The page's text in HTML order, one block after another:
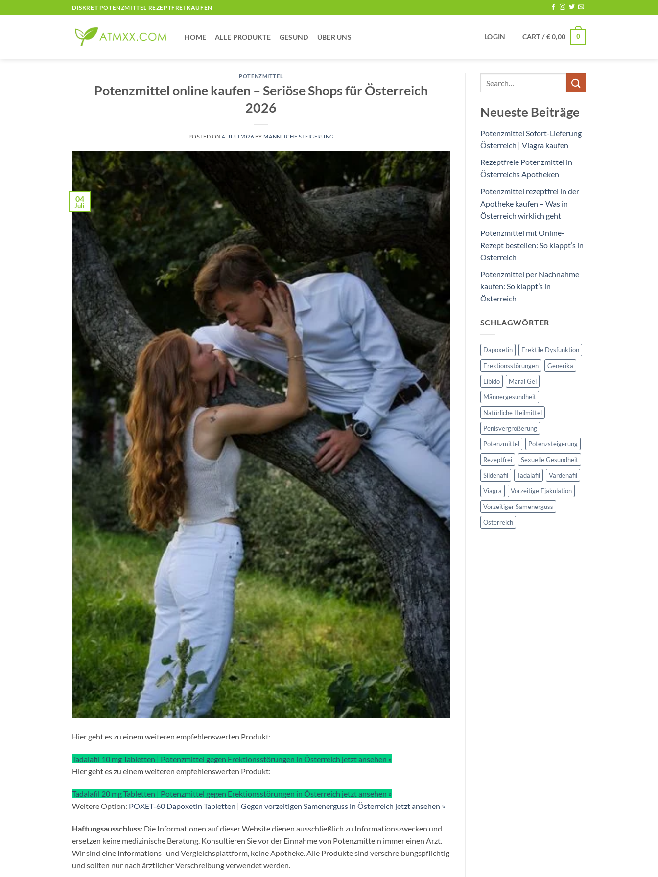
to
DISKRET POTENZMITTEL REZEPTFREI KAUFEN
HOME ALLE PRODUKTE GESUND ÜBER UNS LOGIN CART /€0,00 0
POTENZMITTEL
Potenzmittel online kaufen – Seriöse Shops für Österreich
2026
POSTED ON4. JULI 2026 BY MÄNNLICHE STEIGERUNG
04
Juli
Hier geht es zu einem weiteren empfehlenswerten Produkt:
Tadalafil 10 mg Tabletten | Potenzmittel gegen Erektionsstörungen in Österreich jetzt ansehen »
Hier geht es zu einem weiteren empfehlenswerten Produkt:
Tadalafil 20 mg Tabletten | Potenzmittel gegen Erektionsstörungen in Österreich jetzt ansehen »
Weitere Option: POXET-60 Dapoxetin Tabletten | Gegen vorzeitigen Samenerguss in Österreich jetzt ansehen »
Haftungsausschluss: Die Informationen auf dieser Website dienen ausschließlich zu Informationszwecken und
ersetzen keine medizinische Beratung. Konsultieren Sie vor der Einnahme von Potenzmitteln immer einen Arzt.
Wir sind eine Informations- und Vergleichsplattform, keine Apotheke. Alle Produkte sind verschreibungspflichtig
und sollten nur nach ärztlicher Verschreibung verwendet werden.
Neueste Beiträge
Potenzmittel Sofort-Lieferung
Österreich | Viagra kaufen
Rezeptfreie Potenzmittel in
Österreichs Apotheken
Potenzmittel rezeptfrei in der
Apotheke kaufen – Was in
Österreich wirklich geht
Potenzmittel mit Online-
Rezept bestellen: So klappt’s in
Österreich
Potenzmittel per Nachnahme
kaufen: So klappt’s in
Österreich
SCHLAGWÖRTER
Dapoxetin
Erektile Dysfunktion
Erektionsstörungen
Generika
Libido
Maral Gel
Männergesundheit
Natürliche Heilmittel
Penisvergrößerung
Potenzmittel
Potenzsteigerung
Rezeptfrei
Sexuelle Gesundheit
Sildenafil
Tadalafil
Vardenafil
Viagra
Vorzeitige Ejakulation
Vorzeitiger Samenerguss
Österreich